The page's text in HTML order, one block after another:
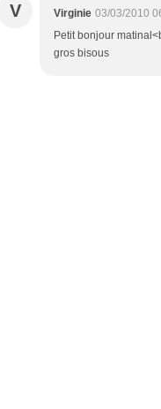
V Virginie 03/03/2010
Petit bonjour
gros bisous